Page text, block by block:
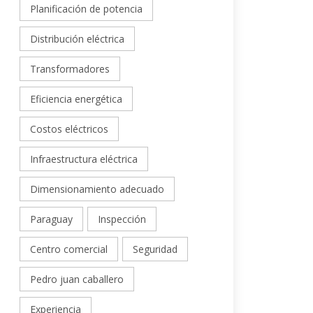
Planificación de potencia
Distribución eléctrica
Transformadores
Eficiencia energética
Costos eléctricos
Infraestructura eléctrica
Dimensionamiento adecuado
Paraguay Inspección
Centro comercial Seguridad
Pedro juan caballero
Experiencia